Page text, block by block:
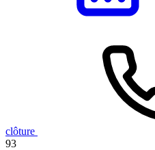
clôture
93